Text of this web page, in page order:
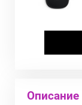
Описание